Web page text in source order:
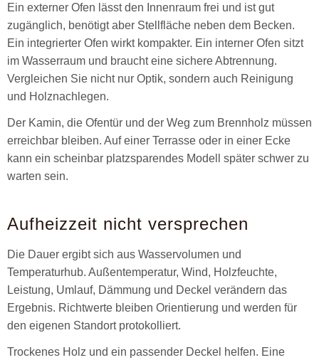
Ein externer Ofen lässt den Innenraum frei und ist gut
zugänglich, benötigt aber Stellfläche neben dem Becken.
Ein integrierter Ofen wirkt kompakter. Ein interner Ofen sitzt
im Wasserraum und braucht eine sichere Abtrennung.
Vergleichen Sie nicht nur Optik, sondern auch Reinigung
und Holznachlegen.
Der Kamin, die Ofentür und der Weg zum Brennholz müssen
erreichbar bleiben. Auf einer Terrasse oder in einer Ecke
kann ein scheinbar platzsparendes Modell später schwer zu
warten sein.
Aufheizzeit nicht versprechen
Die Dauer ergibt sich aus Wasservolumen und
Temperaturhub. Außentemperatur, Wind, Holzfeuchte,
Leistung, Umlauf, Dämmung und Deckel verändern das
Ergebnis. Richtwerte bleiben Orientierung und werden für
den eigenen Standort protokolliert.
Trockenes Holz und ein passender Deckel helfen. Eine